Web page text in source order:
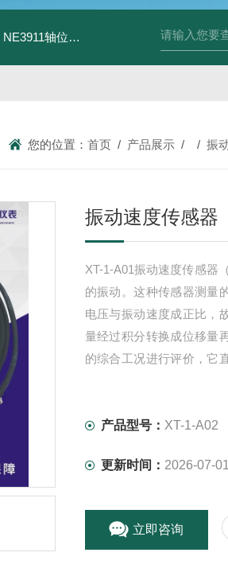
NE3911轴位移变送器 NE3931热膨胀变送
您的位置： 首页 / 产品展示 / / 振
振动速度传感器
XT-1-A01振动速度传感器
的振动。这种传感器测量
电压与振动速度成正比，
量经过积分转换成位移量
的综合工况进行评价，它
产品型号： XT-1-A02
更新时间： 2026-07-01
立即咨询